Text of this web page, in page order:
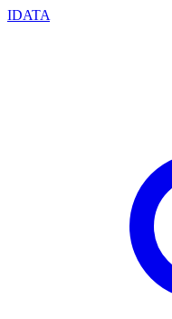
IDATA